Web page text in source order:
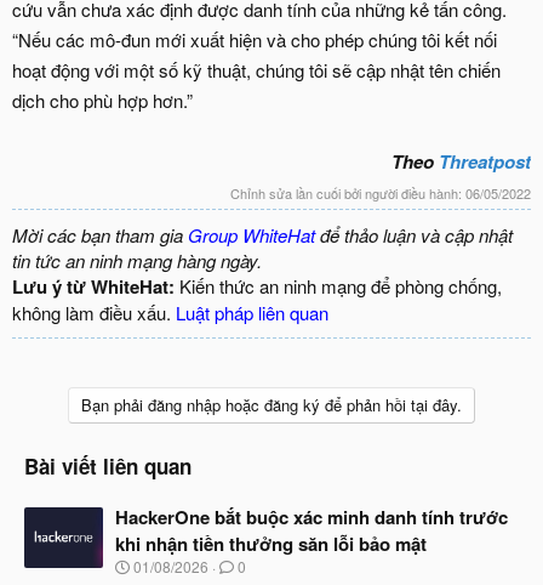
cứu vẫn chưa xác định được danh tính của những kẻ tấn công.
“Nếu các mô-đun mới xuất hiện và cho phép chúng tôi kết nối
hoạt động với một số kỹ thuật, chúng tôi sẽ cập nhật tên chiến
dịch cho phù hợp hơn.”
Theo Threatpost
Chỉnh sửa lần cuối bởi người điều hành: 06/05/2022
Mời các bạn tham gia Group WhiteHatđể thảo luận và cập nhật
tin tức an ninh mạng hàng ngày.
Lưu ý từ WhiteHat: Kiến thức an ninh mạng để phòng chống,
không làm điều xấu. Luật pháp liên quan
Bạn phải đăng nhập hoặc đăng ký để phản hồi tại đây.
Bài viết liên quan
HackerOne bắt buộc xác minh danh tính trước
khi nhận tiền thưởng săn lỗi bảo mật
N
01/08/2026 0